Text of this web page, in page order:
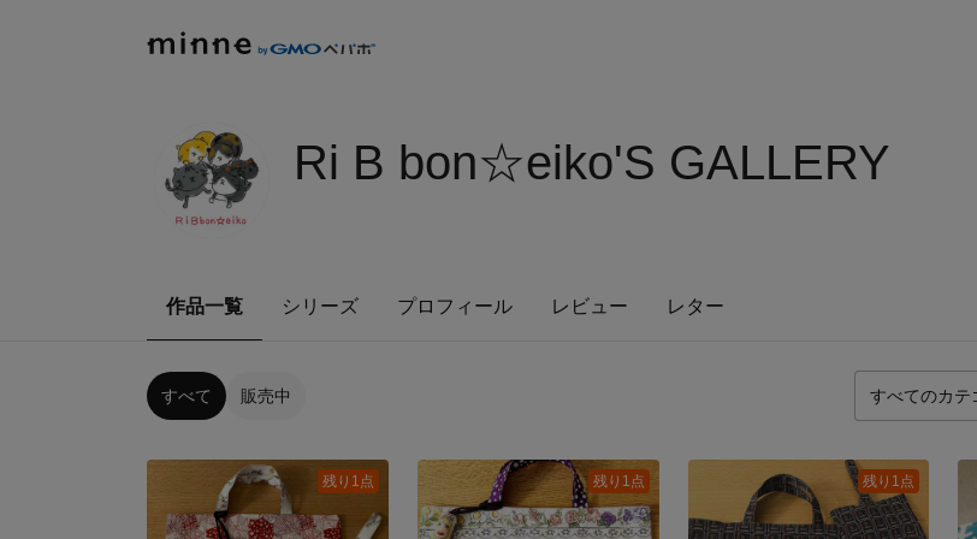
Ri B bon☆eiko'S GALLERY
作品一覧 シリーズ プロフィール レビュー レター
すべて 販売中
残り1点 残り1点 残り1点